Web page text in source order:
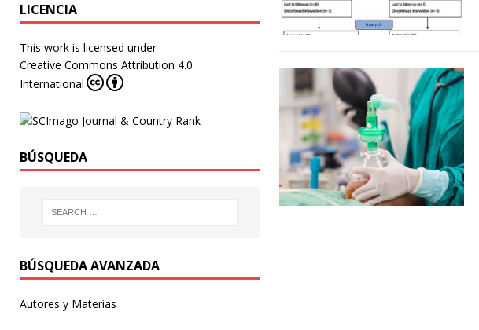
LICENCIA
This work is licensed under
Creative Commons Attribution 4.0
International
BÚSQUEDA
BÚSQUEDA AVANZADA
Autores y Materias